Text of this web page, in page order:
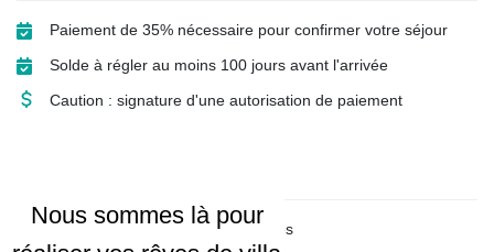
Paiement de 35% nécessaire pour confirmer votre séjour
Solde à régler au moins 100 jours avant l'arrivée
Caution : signature d'une autorisation de paiement
Annulation gratuite sous 24 heures